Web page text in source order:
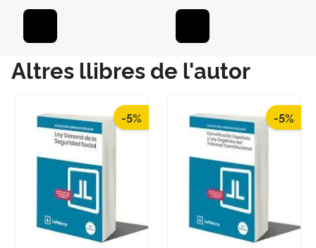
Altres llibres de l'autor
-5% -5%